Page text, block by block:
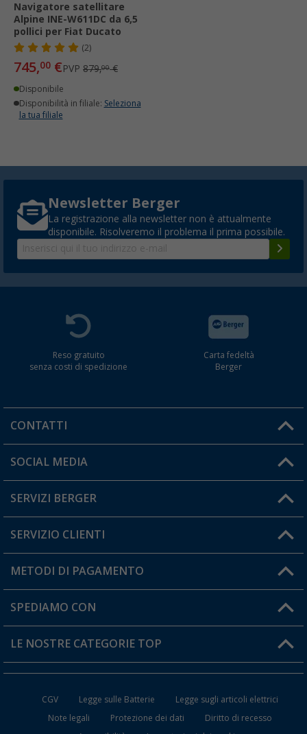
Navigatore satellitare
Alpine INE-W611DC da 6,5
pollici per Fiat Ducato
(2)
745,00 €PVP 879,00€
Disponibile
Disponibilità in filiale: Seleziona
la tua filiale
Newsletter Berger
La registrazione alla newsletter non è attualmente
disponibile. Risolveremo il problema il prima possibile.
Reso gratuito
senza costi di spedizione
Carta fedeltà
Berger
CONTATTI
Orari di apertura del servizio:
Hai una domanda?
SOCIAL MEDIA
SERVIZI BERGER
Diventare rivenditori
Il mio Account
Carta fedeltà Berger
SERVIZIO CLIENTI
Informazioni sulla spedizione
Resi
FAQ e Contatti
METODI DI PAGAMENTO
SPEDIAMO CON
LE NOSTRE CATEGORIE TOP
CGV Legge sulle Batterie
Legge sugli articoli elettrici
Note legali
Protezione dei dati
Diritto di recesso